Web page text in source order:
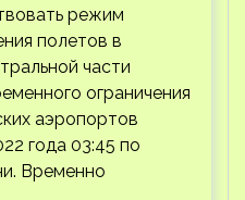
режим
полетов в
части
ограничения
аэропортов
года 03:45 по
Временно